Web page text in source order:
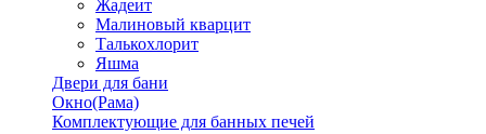
Жадеит
Малиновый кварцит
Талькохлорит
Яшма
Двери для бани
Окно(Рама)
Комплектующие для банных печей